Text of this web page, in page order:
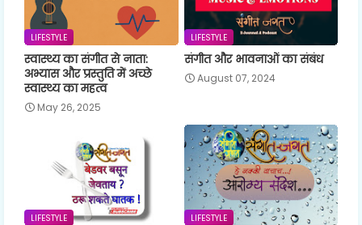
LIFESTYLE
स्वास्थ्य का संगीत से नाता:
अभ्यास और प्रस्तुति में अच्छे
स्वास्थ्य का महत्व
May 26, 2025
LIFESTYLE
संगीत और भावनाओं का संबंध
August 07, 2024
LIFESTYLE LIFESTYLE